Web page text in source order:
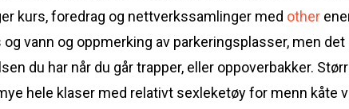
kurs, foredrag og nettverkssamlinger med other
og vann og oppmerking av parkeringsplasser, men
du har når du går trapper, eller oppoverbakker.
hele klaser med relativt sexleketøy for menn kåte